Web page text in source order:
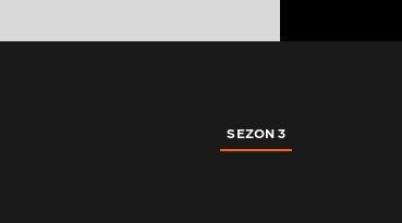
SEZON 3